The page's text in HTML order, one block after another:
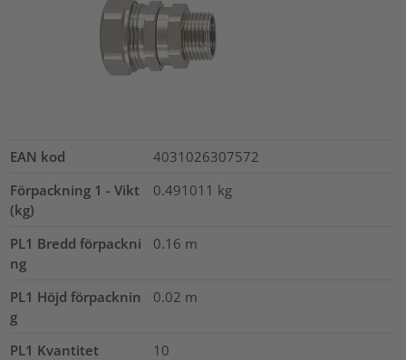
EAN kod
4031026307572
Förpackning 1 - Vikt
(kg)
0.491011 kg
PL1 Bredd förpackni
ng
0.16 m
PL1 Höjd förpacknin
g
0.02 m
PL1 Kvantitet
10